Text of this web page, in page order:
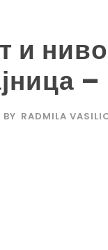
и
–
BY RADMILA